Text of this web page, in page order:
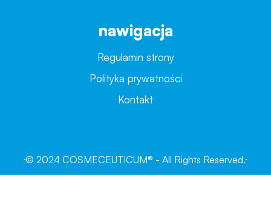
nawigacja
Regulamin strony
Polityka prywatności
Kontakt
© 2024 COSMECEUTICUM® - All Rights Reserved.